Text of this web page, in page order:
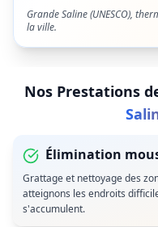
Grande Saline (UNESCO),
la ville.
Nos Prestations
Élimination
Grattage et nettoyage des
atteignons les endroits
s'accumulent.